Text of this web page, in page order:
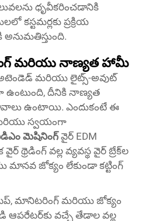
ధృవీకరించడానికి
కస్టమర్లకు ప్రక్రియ
అనుమతిస్తుంది.
మరియు నాణ్యత హామీ
మరియు లైట్స్-అవుట్
ఉంటుంది, దీనికి నాణ్యత
ఉంటాయి. ఎందుకంటే ఈ
మరియు స్వయంగా
మెషినింగ్వైర్ EDM
థ్రెడింగ్ వల్ల వ్యవస్థ వైర్ బ్రేక్‌ల
మానవ జోక్యం లేకుండా కట్టింగ్
మానిటరింగ్ మరియు జోక్యం
వచ్చే తేడాల వల్ల